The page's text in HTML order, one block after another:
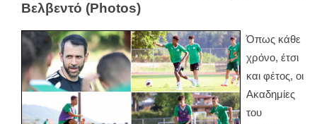
Βελβεντό (Photos)
Όπως κάθε
χρόνο, έτσι
και φέτος, οι
Ακαδημίες
του